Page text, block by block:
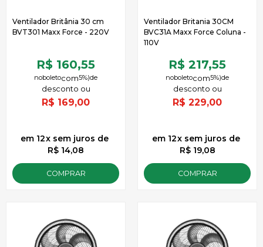
Ventilador Britânia 30 cm
BVT301 Maxx Force - 220V
R$ 160,55
de
5%)
noboleto
R$ 169,00
12x
de
R$ 14,08
sem juros
COMPRAR
Ventilador Britania 30CM
BVC31A Maxx Force Coluna -
110V
R$ 217,55
de
5%)
noboleto
R$ 229,00
12x
de
R$ 19,08
sem juros
COMPRAR